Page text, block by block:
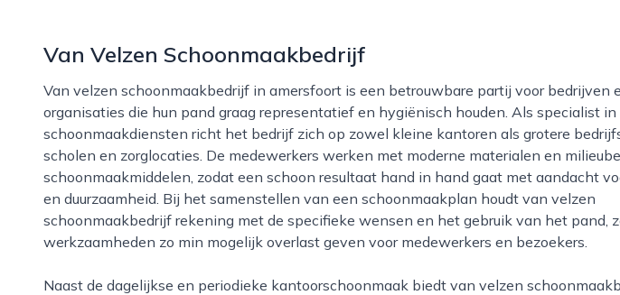
Van Velzen Schoonmaakbedrijf
Van velzen schoonmaakbedrijf in amersfoort is een betrouwbare partij voor bedrijven en
organisaties die hun pand graag representatief en hygiënisch houden. Als specialist
schoonmaakdiensten richt het bedrijf zich op zowel kleine kantoren als grotere
scholen en zorglocaties. De medewerkers werken met moderne materialen en
schoonmaakmiddelen, zodat een schoon resultaat hand in hand gaat met aandacht
en duurzaamheid. Bij het samenstellen van een schoonmaakplan houdt van velzen
schoonmaakbedrijf rekening met de specifieke wensen en het gebruik van het pand,
werkzaamheden zo min mogelijk overlast geven voor medewerkers en bezoekers.
Naast de dagelijkse en periodieke kantoorschoonmaak biedt van velzen schoonmaakbedrijf in